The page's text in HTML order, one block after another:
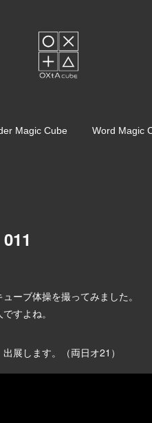
Magic Cube Word Magic
ーブ体操を撮ってみました。
すよね。
展します。（両日オ21）